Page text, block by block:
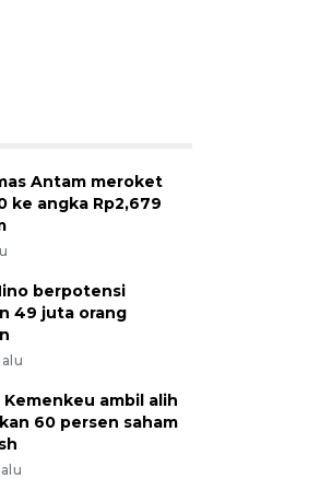
Antam meroket
ke angka Rp2,679
berpotensi
49 juta orang
Kemenkeu ambil alih
60 persen saham